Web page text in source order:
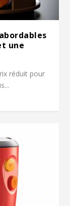
une
réduit pour